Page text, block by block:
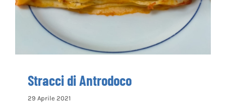
Stracci di Antrodoco
29 Aprile 2021